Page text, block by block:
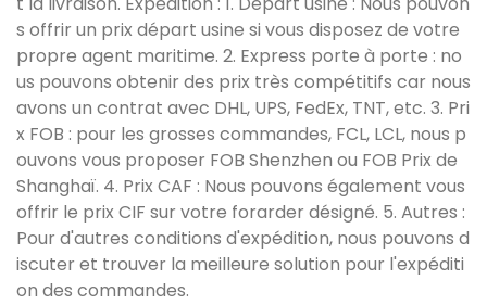
s offrir un prix départ usine si vous disposez de votre
propre agent maritime. 2. Express porte à porte : no
us pouvons obtenir des prix très compétitifs car nous
avons un contrat avec DHL, UPS, FedEx, TNT, etc. 3. Pri
x FOB : pour les grosses commandes, FCL, LCL, nous p
ouvons vous proposer FOB Shenzhen ou FOB Prix ​​de
Shanghaï. 4. Prix CAF : Nous pouvons également vous
offrir le prix CIF sur votre forarder désigné. 5. Autres :
Pour d'autres conditions d'expédition, nous pouvons d
iscuter et trouver la meilleure solution pour l'expéditi
on des commandes.